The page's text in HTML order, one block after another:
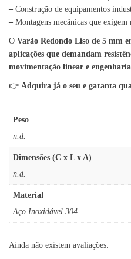
– Construção de equipamentos
– Montagens mecânicas que exigem
O Varão Redondo Liso de 5 mm
aplicações que demandam
movimentação linear e
👉 Adquira já o seu e garanta
Peso
n.d.
Dimensões (C x L x A)
n.d.
Material
Aço Inoxidável 304
Ainda não existem avaliações.